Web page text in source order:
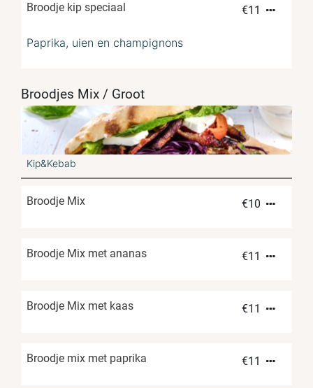
Broodje kip speciaal €11
Paprika, uien en champignons
Broodjes Mix / Groot
Kip&Kebab
Broodje Mix €10
Broodje Mix met ananas €11
Broodje Mix met kaas €11
Broodje mix met paprika €11